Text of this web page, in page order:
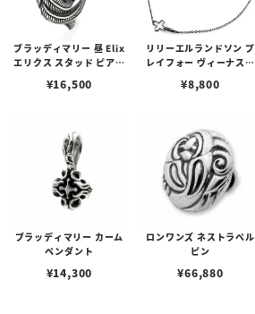
ブラッディマリー 昼 Elix
エリクス スタッド ピアス
¥16,500
リリーエルランドソン プ
レイフォー ヴィーナスチ
¥8,800
ブラッディマリー カーム
ペンダント
¥14,300
ロンワンズ ネストラペル
ピン
¥66,880